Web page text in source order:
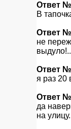
Ответ
В
Ответ
не
Ответ
я раз 20
Ответ
да
на улицу.